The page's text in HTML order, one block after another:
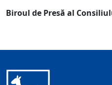
Biroul de Presă al